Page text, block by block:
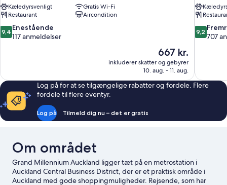
Kæledyrsvenligt
Gratis Wi-Fi
Restaurant
Aircondition
9.4
ud
117
anmeldelser
9,4 Enestående
117 anmeldelser
Prisen
er
667 kr.
667 kr.
inkluderer skatter og gebyrer
10. aug. - 11. aug.
9.2
ud
707
9,2
707
Log på for at se tilgængelige rabatter og fordele. Flere
fordele til flere eventyr.
Log på Tilmeld dig nu – det er gratis
Om området
Grand Millennium Auckland ligger tæt på en metrostation i
Auckland Central Business District, der er et praktisk område i
Auckland med gode shoppingmuligheder. Rejsende, som har